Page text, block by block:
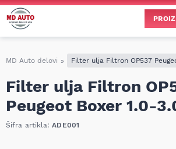
MD Auto delovi » Filter ulja Filtron OP537
Filter ulja Filtron
Peugeot Boxer 1.0-
Šifra artikla:ADE001